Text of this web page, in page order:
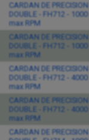
CARDAN DE PRECISION
DOUBLE - FH712 - 1000
max RPM
CARDAN DE PRECISION
DOUBLE - FH712 - 1000
max RPM
CARDAN DE PRECISION
DOUBLE - FH712 - 4000
max RPM
CARDAN DE PRECISION
DOUBLE - FH712 - 4000
max RPM
CARDAN DE PRECISION